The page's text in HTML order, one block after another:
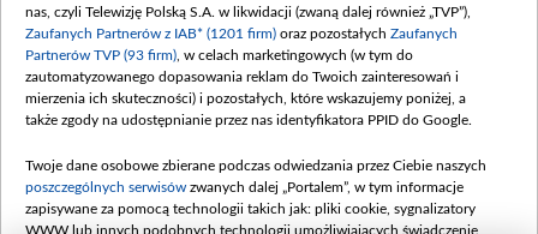
nas, czyli Telewizję Polską S.A. w likwidacji (zwaną dalej również „TVP”),
Zaufanych Partnerów z IAB* (1201 firm) oraz pozostałych Zaufanych
Partnerów TVP (93 firm) , w celach marketingowych (w tym do
zautomatyzowanego dopasowania reklam do Twoich zainteresowań i
mierzenia ich skuteczności) i pozostałych, które wskazujemy poniżej, a
także zgody na udostępnianie przez nas identyfikatora PPID do Google.
Twoje dane osobowe zbierane podczas odwiedzania przez Ciebie naszych
poszczególnych serwisów zwanych dalej „Portalem”, w tym informacje
zapisywane za pomocą technologii takich jak: pliki cookie, sygnalizatory
WWW lub innych podobnych technologii umożliwiających świadczenie